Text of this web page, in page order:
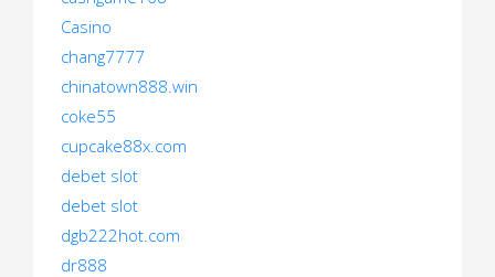
Casino
chang7777
chinatown888.win
coke55
cupcake88x.com
debet slot
debet slot
dgb222hot.com
dr888